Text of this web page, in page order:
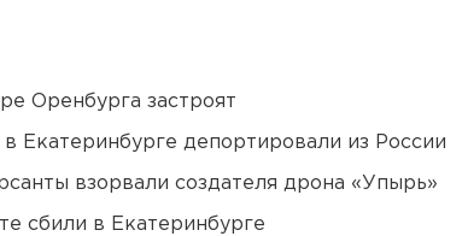
Оренбурга застроят
в Екатеринбурге депортировали из России
взорвали создателя дрона «Упырь»
сбили в Екатеринбурге